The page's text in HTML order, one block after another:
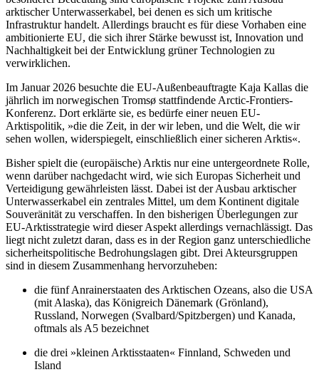
arktischer Unterwasserkabel, bei denen es sich um kritische
Infrastruktur han­delt. Allerdings braucht es für diese Vorhaben eine
ambitionierte EU, die sich ihrer Stärke bewusst ist, Innovation und
Nachhaltigkeit bei der Entwicklung grüner Tech­nologien zu
verwirklichen.
Im Januar 2026 besuchte die EU-Außen­beauftragte Kaja Kallas die
jährlich im nor­wegischen Tromsø stattfindende Arctic-Frontiers-
Konferenz. Dort erklärte sie, es bedürfe einer neuen EU-
Arktispolitik, »die die Zeit, in der wir leben, und die Welt, die wir
sehen wollen, widerspiegelt, ein­schließlich einer sicheren Arktis«.
Bisher spielt die (europäische) Arktis nur eine untergeordnete Rolle,
wenn darüber nachgedacht wird, wie sich Europas Sicher­heit und
Verteidigung gewährleisten lässt. Dabei ist der Ausbau arktischer
Unterwasserkabel ein zentrales Mittel, um dem Kon­tinent digitale
Souveränität zu verschaffen. In den bisherigen Überlegungen zur
EU-Arktisstrategie wird dieser Aspekt allerdings vernachlässigt. Das
liegt nicht zuletzt da­ran, dass es in der Region ganz unterschiedliche
sicherheitspolitische Bedrohungslagen gibt. Drei Akteursgruppen
sind in diesem Zusammenhang hervorzuheben:
die fünf Anrainerstaaten des Arktischen Ozeans, also die USA
(mit Alaska), das Königreich Dänemark (Grönland),
Russland, Norwegen (Svalbard/Spitzbergen) und Kanada,
oftmals als A5 bezeichnet
die drei »kleinen Arktisstaaten« Finnland, Schweden und
Island